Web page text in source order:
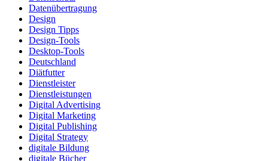
Datenübertragung
Design
Design Tipps
Design-Tools
Desktop-Tools
Deutschland
Diätfutter
Dienstleister
Dienstleistungen
Digital Advertising
Digital Marketing
Digital Publishing
Digital Strategy
digitale Bildung
digitale Bücher